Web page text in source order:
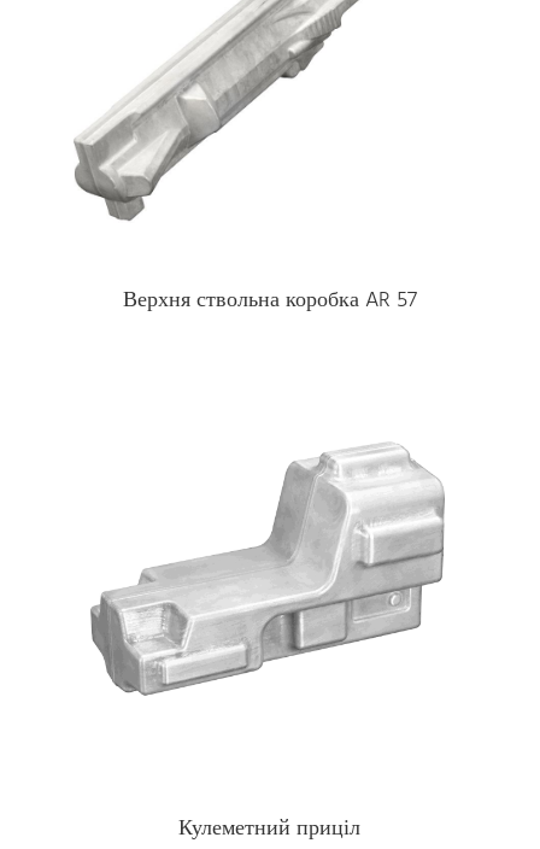
Верхня ствольна коробка AR 57
Кулеметний приціл